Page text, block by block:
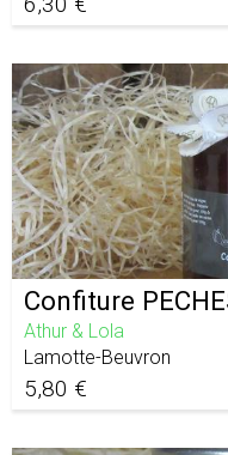
Confiture
Athur & Lola
Lamotte-Beuvron
5,80 €